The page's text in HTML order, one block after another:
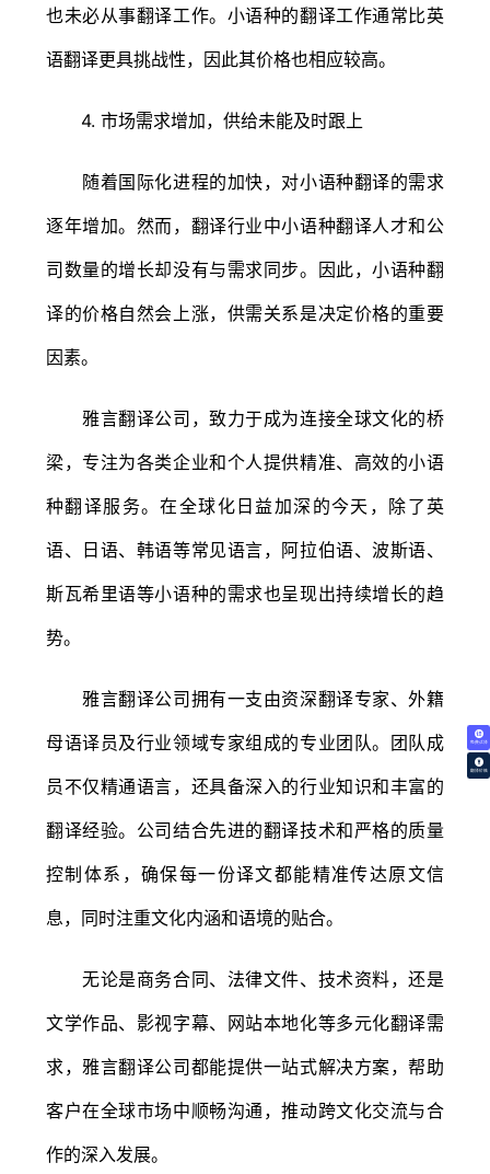
免费试译
翻译价格
也未必从事翻译工作。小语种的翻译工作通常比英
语翻译更具挑战性，因此其价格也相应较高。
4. 市场需求增加，供给未能及时跟上
随着国际化进程的加快，对小语种翻译的需求
逐年增加。然而，翻译行业中小语种翻译人才和公
司数量的增长却没有与需求同步。因此，小语种翻
译的价格自然会上涨，供需关系是决定价格的重要
因素。
雅言翻译公司，致力于成为连接全球文化的桥
梁，专注为各类企业和个人提供精准、高效的小语
种翻译服务。在全球化日益加深的今天，除了英
语、日语、韩语等常见语言，阿拉伯语、波斯语、
斯瓦希里语等小语种的需求也呈现出持续增长的趋
势。
雅言翻译公司拥有一支由资深翻译专家、外籍
母语译员及行业领域专家组成的专业团队。团队成
员不仅精通语言，还具备深入的行业知识和丰富的
翻译经验。公司结合先进的翻译技术和严格的质量
控制体系，确保每一份译文都能精准传达原文信
息，同时注重文化内涵和语境的贴合。
无论是商务合同、法律文件、技术资料，还是
文学作品、影视字幕、网站本地化等多元化翻译需
求，雅言翻译公司都能提供一站式解决方案，帮助
客户在全球市场中顺畅沟通，推动跨文化交流与合
作的深入发展。